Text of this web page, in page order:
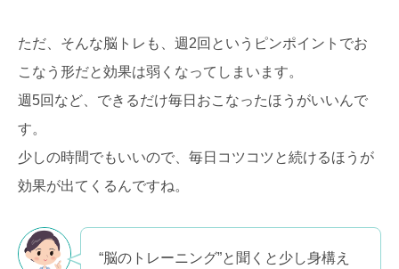
ただ、そんな脳トレも、週2回というピンポイントでお
こなう形だと効果は弱くなってしまいます。
週5回など、できるだけ毎日おこなったほうがいいんで
す。
少しの時間でもいいので、毎日コツコツと続けるほうが
効果が出てくるんですね。
“脳のトレーニング”と聞くと少し身構え